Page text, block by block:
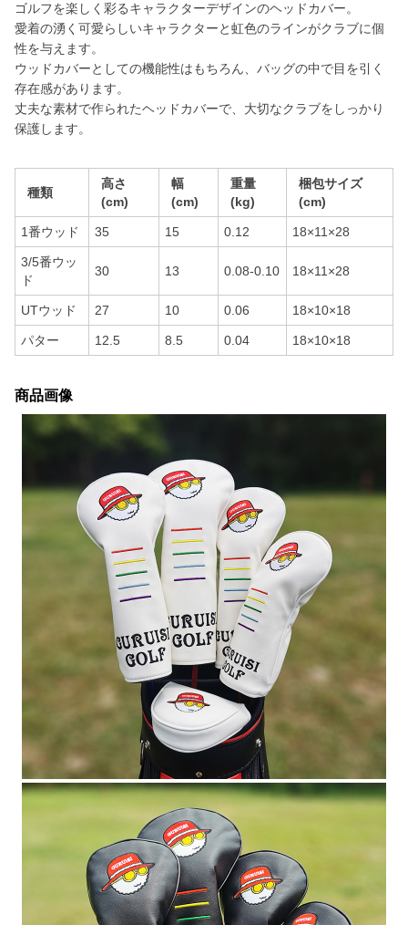
ゴルフを楽しく彩るキャラクターデザインのヘッドカバー。
愛着の湧く可愛らしいキャラクターと虹色のラインがクラブに個
性を与えます。
ウッドカバーとしての機能性はもちろん、バッグの中で目を引く
存在感があります。
丈夫な素材で作られたヘッドカバーで、大切なクラブをしっかり
保護します。
種類
高さ
(cm)
幅
(cm)
重量
(kg)
梱包サイズ
(cm)
1番ウッド 35 15 0.12 18×11×28
3/5番ウッ
ド
30 13 0.08-0.10 18×11×28
UTウッド 27 10 0.06 18×10×18
パター 12.5 8.5 0.04 18×10×18
商品画像